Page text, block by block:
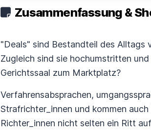
Zusammenfassung &
"Deals" sind Bestandteil des Alltags
Zugleich sind sie hochumstritten
Gerichtssaal zum Marktplatz?
Verfahrensabsprachen,
Strafrichter_innen und kommen
Richter_innen nicht selten ein Ritt